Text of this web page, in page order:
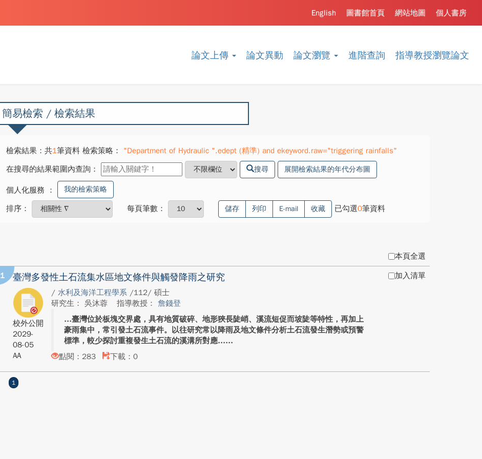
論文上傳 論文異動 論文瀏覽 進階查詢 指導教授瀏覽論文
個人書房
網站地圖
圖書館首頁
English
簡易檢索 / 檢索結果
檢索結果：共1筆資料 檢索策略：
"Department of Hydraulic ".edept (精準) and ekeyword.raw="triggering rainfalls"
在搜尋的結果範圍內查詢：
搜尋 展開檢索結果的年代分布圖
個人化服務 ： 我的檢索策略
排序： 每頁筆數： 儲存 列印 E-mail 收藏 已勾選0筆資料
本頁全選
1 臺灣多發性土石流集水區地文條件與觸發降雨之研究
校外公開
2029-
08-05
AA
/ 水利及海洋工程學系 /112/ 碩士
研究生： 吳沐蓉
指導教授： 詹錢登
臺灣位於板塊交界處，具有地質破碎、地形狹長陡峭、溪流短促而坡陡等特性，再加上
豪雨集中，常引發土石流事件。以往研究常以降雨及地文條件分析土石流發生潛勢或預警
標準，較少探討重複發生土石流的溪溝所對應...
點閱：283
下載：0
加入清單
1